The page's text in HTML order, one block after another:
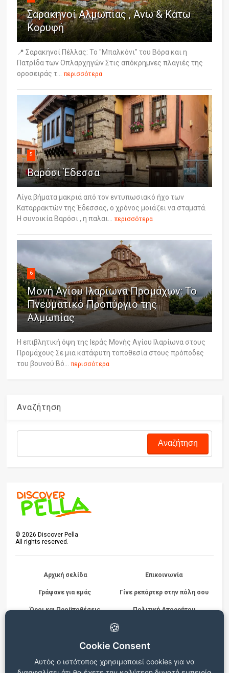
🍪
Cookie Consent
Αυτός ο ιστότοπος χρησιμοποιεί cookies για να
Σαρακηνοί Αλμωπίας , Άνω & Κάτω
Κορυφή
📍 Σαρακηνοί Πέλλας: Το "Μπαλκόνι" του Βόρα και η
Πατρίδα των Οπλαρχηγών Στις απόκρημνες πλαγιές της
οροσειράς τ... περισσότερα
5
Βαρόσι Έδεσσα
Λίγα βήματα μακριά από τον εντυπωσιακό ήχο των
Καταρρακτών της Έδεσσας, ο χρόνος μοιάζει να σταματά.
Η συνοικία Βαρόσι , η παλαι... περισσότερα
6
Μονή Αγίου Ιλαρίωνα Προμάχων: Το
Πνευματικό Προπύργιο της
Αλμωπίας
Η επιβλητική όψη της Ιεράς Μονής Αγίου Ιλαρίωνα στους
Προμάχους Σε μια κατάφυτη τοποθεσία στους πρόποδες
του βουνού Βό... περισσότερα
Αναζήτηση
©2026 Discover Pella
All rights reserved.
Αρχική σελίδα Επικοινωνία
Γράψανε για εμάς Γίνε ρεπόρτερ στην πόλη σου
Όροι και Προϋποθέσεις
Πολιτική Απορρήτου
Ο ιστότοπος βρίσκεται σε δοκιμαστική λειτουργία, για